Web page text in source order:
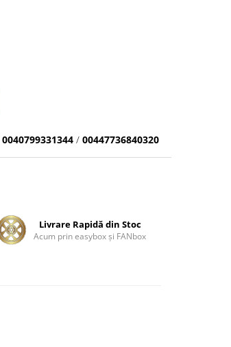
0040799331344 / 00447736840320
Livrare Rapidă din Stoc
Acum prin easybox şi FANbox